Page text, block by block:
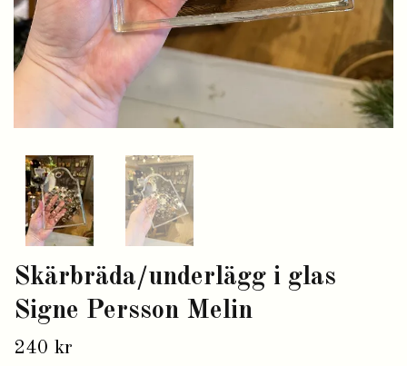
Skärbräda/underlägg i glas
Signe Persson Melin
240 kr